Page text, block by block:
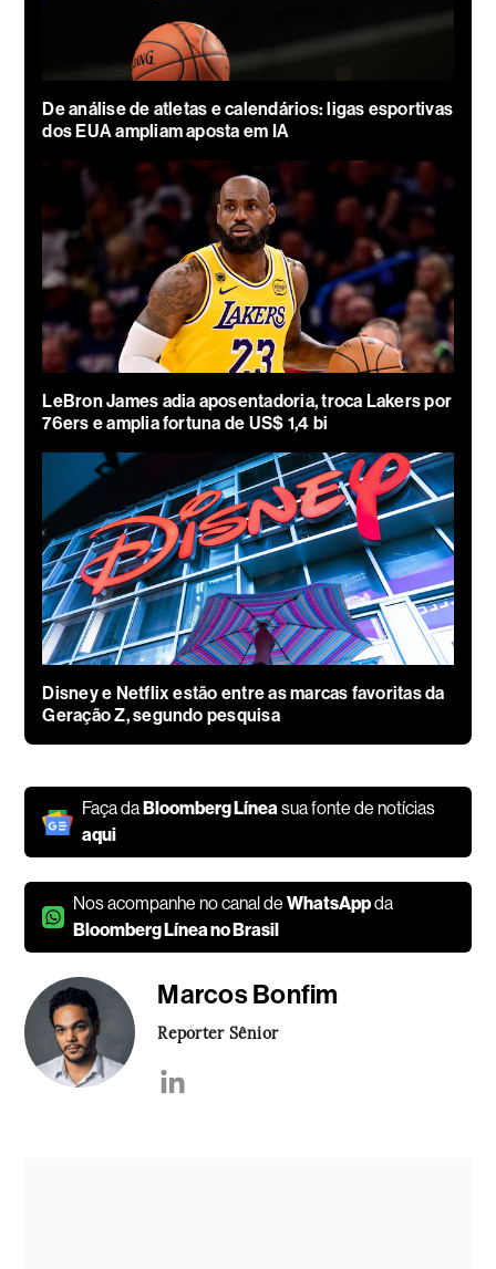
De análise de atletas e calendários: ligas esportivas
dos EUA ampliam aposta em IA
LeBron James adia aposentadoria, troca Lakers por
76ers e amplia fortuna de US$ 1,4 bi
Disney e Netflix estão entre as marcas favoritas da
Geração Z, segundo pesquisa
Faça da Bloomberg Líneasua fonte de notícias
aqui
Nos acompanhe no canal deWhatsAppda
Bloomberg Línea no Brasil
Marcos Bonfim
Repórter Sênior